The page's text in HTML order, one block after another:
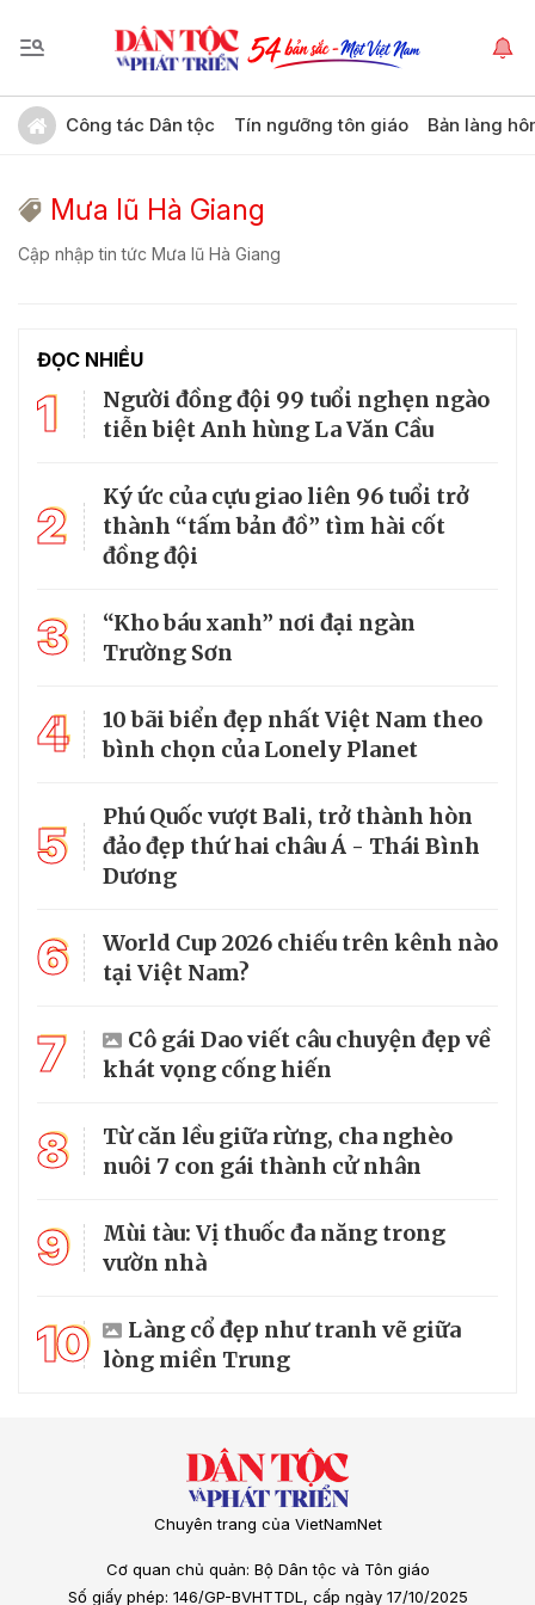
Công tác Dân tộc Tín ngưỡng tôn giáo Bản làng
Mưa lũ Hà Giang
Cập nhập tin tức Mưa lũ Hà Giang
ĐỌC NHIỀU
1
Người đồng đội 99 tuổi nghẹn ngào
tiễn biệt Anh hùng La Văn Cầu
2
Ký ức của cựu giao liên 96 tuổi trở
thành “tấm bản đồ” tìm hài cốt
đồng đội
3
“Kho báu xanh” nơi đại ngàn
Trường Sơn
4
10 bãi biển đẹp nhất Việt Nam theo
bình chọn của Lonely Planet
5
Phú Quốc vượt Bali, trở thành hòn
đảo đẹp thứ hai châu Á - Thái Bình
Dương
6
World Cup 2026 chiếu trên kênh nào
tại Việt Nam?
7
Cô gái Dao viết câu chuyện đẹp về
khát vọng cống hiến
8
Từ căn lều giữa rừng, cha nghèo
nuôi 7 con gái thành cử nhân
9
Mùi tàu: Vị thuốc đa năng trong
vườn nhà
10
Làng cổ đẹp như tranh vẽ giữa
lòng miền Trung
Chuyên trang của VietNamNet
Cơ quan chủ quản: Bộ Dân tộc và Tôn giáo
Số giấy phép: 146/GP-BVHTTDL, cấp ngày 17/10/2025